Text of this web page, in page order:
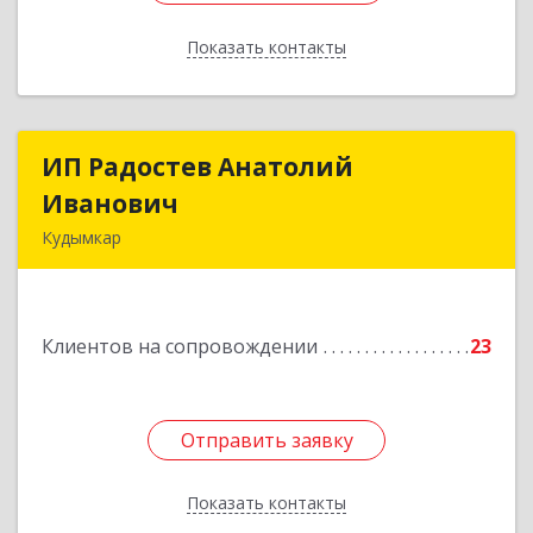
Показать контакты
Назад
ИП Радостев Анатолий
Иванович
Кудымкар
Клиентов на сопровождении 23
Отправить заявку
Показать контакты
ИП Радостев Анатолий
Подробнее
Отправить заявку
Назад